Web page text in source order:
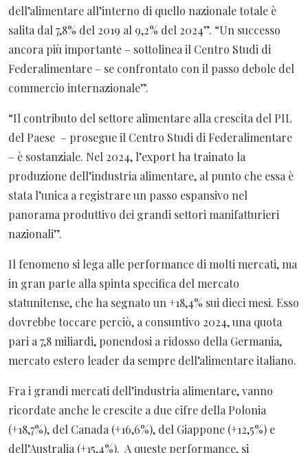
dell’alimentare all’interno di quello nazionale totale è
salita dal 7,8% del 2019 al 9,2% del 2024”. “Un successo
ancora più importante – sottolinea il Centro Studi di
Federalimentare – se confrontato con il passo debole del
commercio internazionale”.
“Il contributo del settore alimentare alla crescita del PIL
del Paese – prosegue il Centro Studi di Federalimentare
– è sostanziale. Nel 2024, l’export ha trainato la
produzione dell’industria alimentare, al punto che essa è
stata l’unica a registrare un passo espansivo nel
panorama produttivo dei grandi settori manifatturieri
nazionali”.
Il fenomeno si lega alle performance di molti mercati, ma
in gran parte alla spinta specifica del mercato
statunitense, che ha segnato un +18,4% sui dieci mesi. Esso
dovrebbe toccare perciò, a consuntivo 2024, una quota
pari a 7,8 miliardi, ponendosi a ridosso della Germania,
mercato estero leader da sempre dell’alimentare italiano.
Fra i grandi mercati dell’industria alimentare, vanno
ricordate anche le crescite a due cifre della Polonia
(+18,7%), del Canada (+16,6%), del Giappone (+12,5%) e
dell’Australia (+15,4%). A queste performance, si